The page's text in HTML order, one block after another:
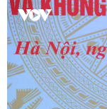
Chính trị
Đảng
Tổ chức nhân sự
Quốc hội
Nhận diện sự thật